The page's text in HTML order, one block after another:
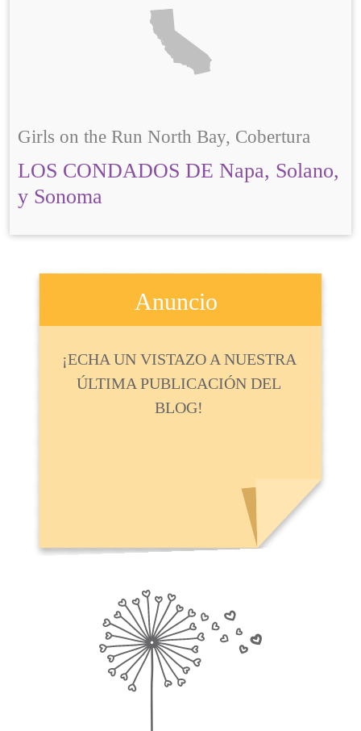
Girls on the Run North Bay, Cobertura
LOS CONDADOS DE Napa, Solano,
y Sonoma
Anuncio
¡ECHA UN VISTAZO A NUESTRA
ÚLTIMA PUBLICACIÓN DEL
BLOG!